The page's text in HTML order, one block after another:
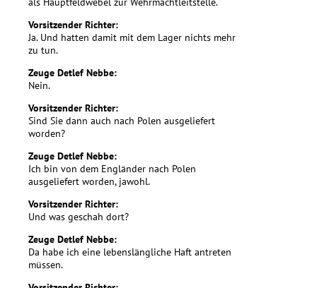
Vorsitzender Richter:
Ja. Und hatten damit mit dem Lager nichts mehr
zu tun.
Zeuge Detlef Nebbe:
Nein.
Vorsitzender Richter:
Sind Sie dann auch nach Polen ausgeliefert
worden?
Zeuge Detlef Nebbe:
Ich bin von dem Engländer nach Polen
ausgeliefert worden, jawohl.
Vorsitzender Richter:
Und was geschah dort?
Zeuge Detlef Nebbe:
Da habe ich eine lebenslängliche Haft antreten
müssen.